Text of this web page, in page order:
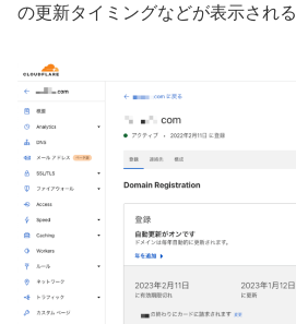
の更新タイミングなどが表示される